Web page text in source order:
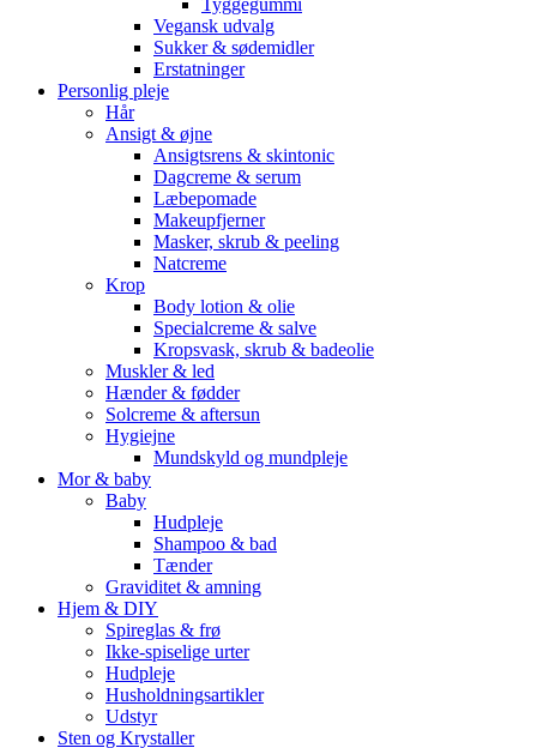
Tyggegummi
Vegansk udvalg
Sukker & sødemidler
Erstatninger
Personlig pleje
Hår
Ansigt & øjne
Ansigtsrens & skintonic
Dagcreme & serum
Læbepomade
Makeupfjerner
Masker, skrub & peeling
Natcreme
Krop
Body lotion & olie
Specialcreme & salve
Kropsvask, skrub & badeolie
Muskler & led
Hænder & fødder
Solcreme & aftersun
Hygiejne
Mundskyld og mundpleje
Mor & baby
Baby
Hudpleje
Shampoo & bad
Tænder
Graviditet & amning
Hjem & DIY
Spireglas & frø
Ikke-spiselige urter
Hudpleje
Husholdningsartikler
Udstyr
Sten og Krystaller